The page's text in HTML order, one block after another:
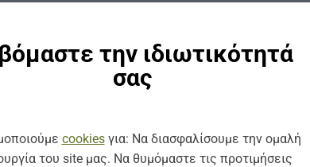
την ιδιωτικότητά
σας
cookiesγια: Να διασφαλίσουμε την ομαλή
του site μας. Να θυμόμαστε τις προτιμήσεις